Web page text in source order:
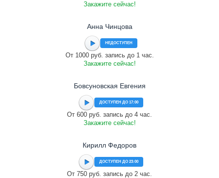
Закажите сейчас!
Анна Чинцова
НЕДОСТУПЕН
От 1000 руб. запись до 1 час.
Закажите сейчас!
Бовсуновская Евгения
ДОСТУПЕН ДО 17:00
От 600 руб. запись до 4 час.
Закажите сейчас!
Кирилл Федоров
ДОСТУПЕН ДО 23:00
От 750 руб. запись до 2 час.